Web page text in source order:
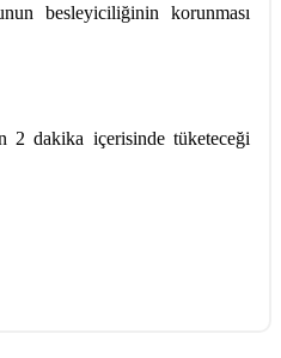
besleyiciliğinin korunması
2 dakika içerisinde tüketeceği